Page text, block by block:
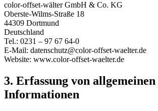
color-offset-wälter GmbH & Co. KG
Oberste-Wilms-Straße 18
44309 Dortmund
Deutschland
Tel.: 0231 – 97 67 64-0
E-Mail: datenschutz@color-offset-waelter.de
Website: www.color-offset-waelter.de
3. Erfassung von allgemeinen
Informationen